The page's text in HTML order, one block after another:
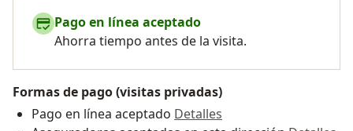
Pago en línea aceptado
Ahorra tiempo antes de la visita.
Formas de pago (visitas privadas)
Pago en línea aceptado Detalles